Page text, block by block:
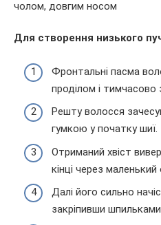
Для створення низького
Фронтальні пасма
проділом і
Решту волосся
гумкою у початку шиї.
Отриманий хвіст
кінці через маленький
Далі його сильно
закріпивши